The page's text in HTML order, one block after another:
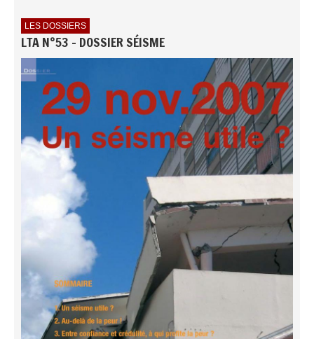
LES DOSSIERS
LTA N°53 - DOSSIER SÉISME